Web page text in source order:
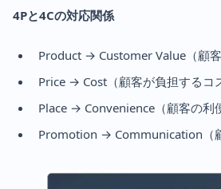
4Pと4Cの対応関係
Product → Customer Value（顧客
Price → Cost（顧客が負担するコ
Place → Convenience（顧客の利
Promotion → Communication（